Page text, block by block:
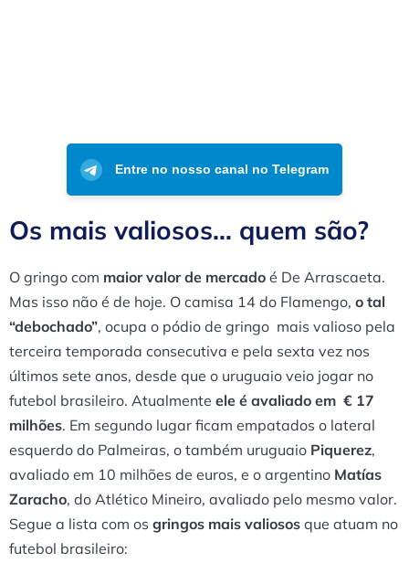
Entre no nosso canal no Telegram
Os mais valiosos… quem são?
O gringo com maior valor de mercado é De Arrascaeta.
Mas isso não é de hoje. O camisa 14 do Flamengo, o tal
“debochado”, ocupa o pódio de gringo mais valioso pela
terceira temporada consecutiva e pela sexta vez nos
últimos sete anos, desde que o uruguaio veio jogar no
futebol brasileiro. Atualmente ele é avaliado em € 17
milhões. Em segundo lugar ficam empatados o lateral
esquerdo do Palmeiras, o também uruguaio Piquerez,
avaliado em 10 milhões de euros, e o argentino Matías
Zaracho, do Atlético Mineiro, avaliado pelo mesmo valor.
Segue a lista com os gringos mais valiosos que atuam no
futebol brasileiro: